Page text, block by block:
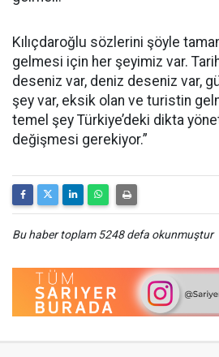
Kılıçdaroğlu sözlerini şöyle
gelmesi için her şeyimiz var.
deseniz var, deniz deseniz var,
şey var, eksik olan ve turistin
temel şey Türkiye’deki dikta
değişmesi gerekiyor.”
Bu haber toplam 5248 defa okunmuştur